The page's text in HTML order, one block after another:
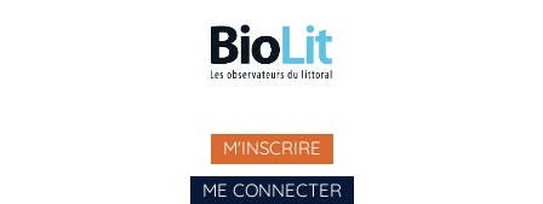
M'INSCRIRE
ME CONNECTER